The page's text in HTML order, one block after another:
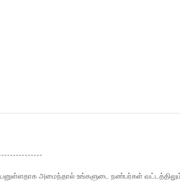
அமைந்தால் உங்களுடை நண்பர்கள்